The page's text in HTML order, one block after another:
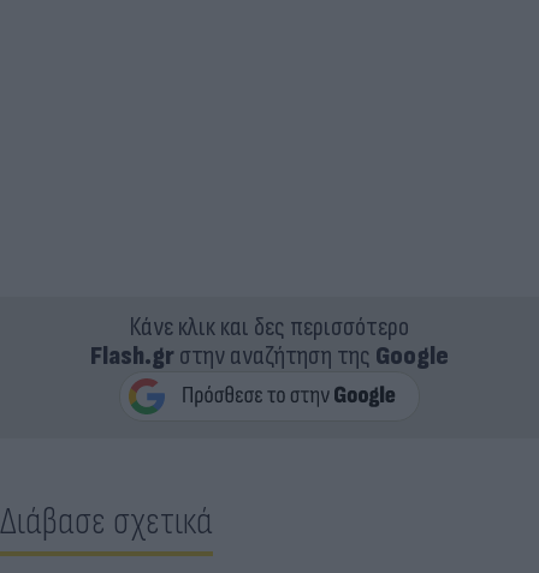
Κάνε κλικ και δες περισσότερο
Flash.grστην αναζήτηση της Google
Διάβασε σχετικά